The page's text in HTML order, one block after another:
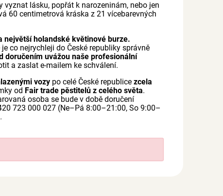
vyznat lásku, popřát k narozeninám, nebo jen
60 centimetrová kráska z 21 vícebarevných
největší holandské květinové burze.
co nejrychleji do České republiky správně
doručením uvážou naše profesionální
a zaslat e-mailem ke schválení.
vozy po celé České republicezcela
od Fair trade pěstitelů z celého světa.
osoba se bude v době doručení
723 000 027 (Ne–Pá 8:00–21:00, So 9:00–
.